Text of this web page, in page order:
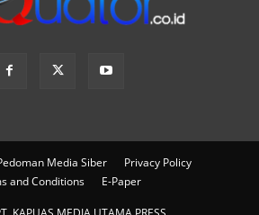
Media Siber
Privacy Policy
and Conditions
E-Paper